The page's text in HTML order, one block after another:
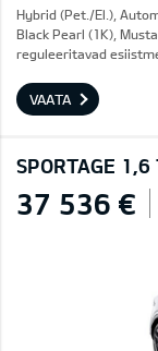
Hybrid (Pet./El.),
Black Pearl (1K),
reguleeritavad
VAATA
SPORTAGE
37 536 €